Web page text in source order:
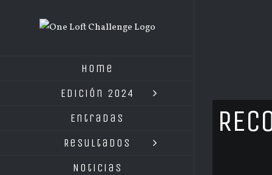
Home
Edición 2024
Entradas
Resultados
Noticias